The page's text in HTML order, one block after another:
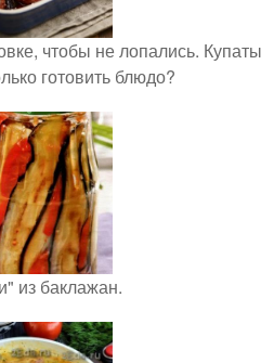
чтобы не лопались. Купаты
готовить блюдо?
из баклажан.